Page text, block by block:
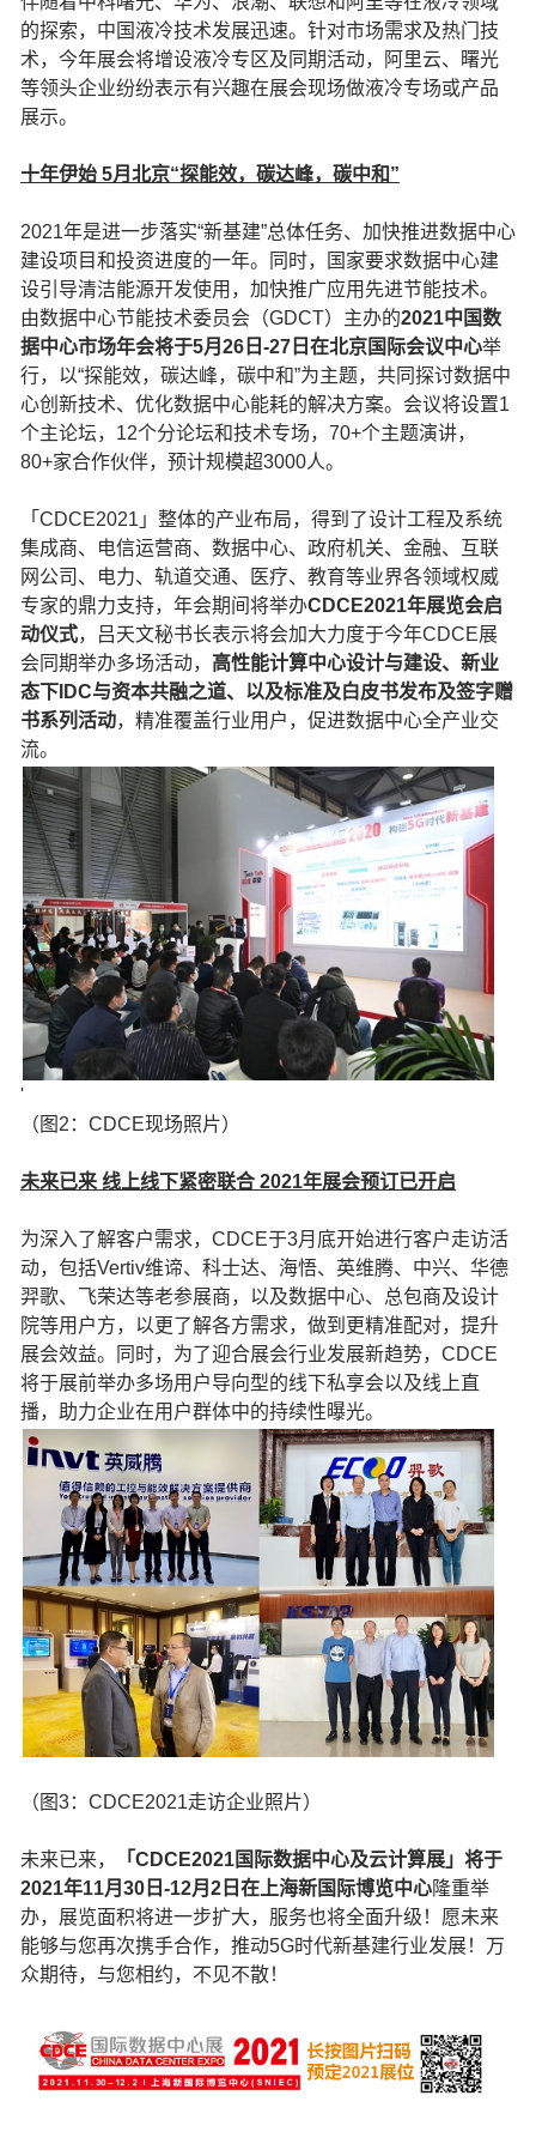
的探索，中国液冷技术发展迅速。针对市场需求及热门技
术，今年展会将增设液冷专区及同期活动，阿里云、曙光
等领头企业纷纷表示有兴趣在展会现场做液冷专场或产品
展示。
十年伊始 5月北京“探能效，碳达峰，碳中和”
2021年是进一步落实“新基建”总体任务、加快推进数据中心
建设项目和投资进度的一年。同时，国家要求数据中心建
设引导清洁能源开发使用，加快推广应用先进节能技术。
由数据中心节能技术委员会（GDCT）主办的2021中国数
据中心市场年会将于5月26日-27日在北京国际会议中心举
行，以“探能效，碳达峰，碳中和”为主题，共同探讨数据中
心创新技术、优化数据中心能耗的解决方案。会议将设置1
个主论坛，12个分论坛和技术专场，70+个主题演讲，
80+家合作伙伴，预计规模超3000人。
「CDCE2021」整体的产业布局，得到了设计工程及系统
集成商、电信运营商、数据中心、政府机关、金融、互联
网公司、电力、轨道交通、医疗、教育等业界各领域权威
专家的鼎力支持，年会期间将举办CDCE2021年展览会启
动仪式，吕天文秘书长表示将会加大力度于今年CDCE展
会同期举办多场活动， 高性能计算中心设计与建设、新业
态下IDC与资本共融之道、以及标准及白皮书发布及签字赠
书系列活动，精准覆盖行业用户，促进数据中心全产业交
流。
'
（图2：CDCE现场照片）
未来已来 线上线下紧密联合 2021年展会预订已开启
为深入了解客户需求，CDCE于3月底开始进行客户走访活
动，包括Vertiv维谛、科士达、海悟、英维腾、中兴、华德
羿歌、飞荣达等老参展商，以及数据中心、总包商及设计
院等用户方，以更了解各方需求，做到更精准配对，提升
展会效益。同时，为了迎合展会行业发展新趋势，CDCE
将于展前举办多场用户导向型的线下私享会以及线上直
播，助力企业在用户群体中的持续性曝光。
（图3：CDCE2021走访企业照片）
未来已来，
「CDCE2021国际数据中心及云计算展」将于
2021年11月30日-12月2日在上海新国际博览中心隆重举
办，展览面积将进一步扩大，服务也将全面升级！愿未来
能够与您再次携手合作，推动5G时代新基建行业发展！万
众期待，与您相约，不见不散！